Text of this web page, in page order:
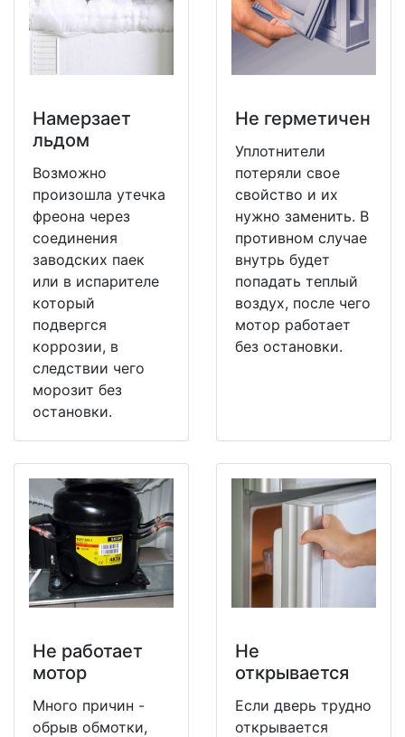
Намерзает
льдом
Возможно
произошла утечка
фреона через
соединения
заводских паек
или в испарителе
который
подвергся
коррозии, в
следствии чего
морозит без
остановки.
Не герметичен
Уплотнители
потеряли свое
свойство и их
нужно заменить. В
противном случае
внутрь будет
попадать теплый
воздух, после чего
мотор работает
без остановки.
Не работает
мотор
Много причин -
обрыв обмотки,
Не
открывается
Если дверь трудно
открывается